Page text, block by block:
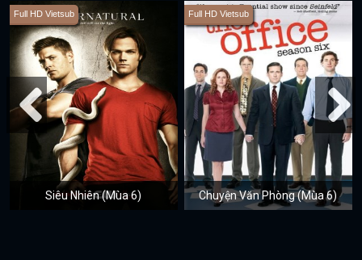
Full HD Vietsub
Siêu Nhiên (Mùa 6)
Full HD Vietsub
Chuyện Văn Phòng (Mùa 6)